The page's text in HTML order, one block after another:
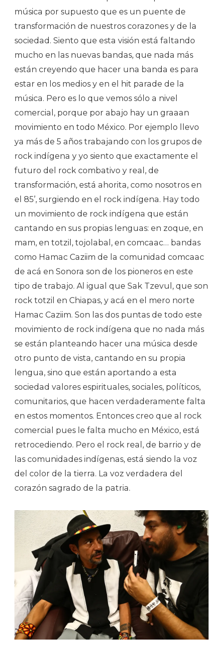
música por supuesto que es un puente de
transformación de nuestros corazones y de la
sociedad. Siento que esta visión está faltando
mucho en las nuevas bandas, que nada más
están creyendo que hacer una banda es para
estar en los medios y en el hit parade de la
música. Pero es lo que vemos sólo a nivel
comercial, porque por abajo hay un graaan
movimiento en todo México. Por ejemplo llevo
ya más de 5 años trabajando con los grupos de
rock indígena y yo siento que exactamente el
futuro del rock combativo y real, de
transformación, está ahorita, como nosotros en
el 85’, surgiendo en el rock indígena. Hay todo
un movimiento de rock indígena que están
cantando en sus propias lenguas: en zoque, en
mam, en totzil, tojolabal, en comcaac… bandas
como Hamac Caziim de la comunidad comcaac
de acá en Sonora son de los pioneros en este
tipo de trabajo. Al igual que Sak Tzevul, que son
rock totzil en Chiapas, y acá en el mero norte
Hamac Caziim. Son las dos puntas de todo este
movimiento de rock indígena que no nada más
se están planteando hacer una música desde
otro punto de vista, cantando en su propia
lengua, sino que están aportando a esta
sociedad valores espirituales, sociales, políticos,
comunitarios, que hacen verdaderamente falta
en estos momentos. Entonces creo que al rock
comercial pues le falta mucho en México, está
retrocediendo. Pero el rock real, de barrio y de
las comunidades indígenas, está siendo la voz
del color de la tierra. La voz verdadera del
corazón sagrado de la patria.